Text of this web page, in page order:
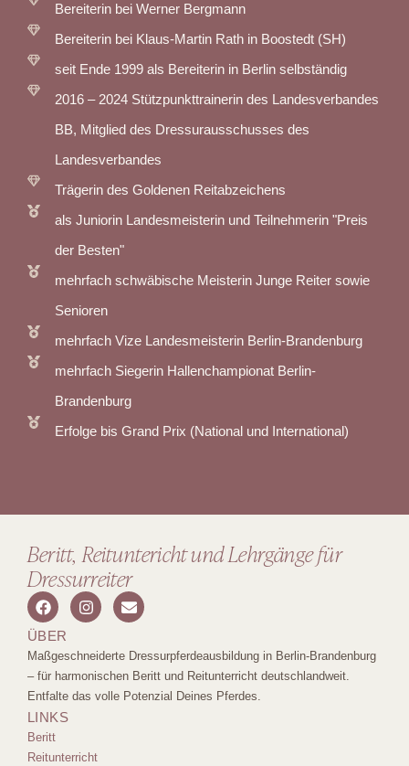
Bereiterin bei Werner Bergmann
Bereiterin bei Klaus-Martin Rath in Boostedt (SH)
seit Ende 1999 als Bereiterin in Berlin selbständig
2016 – 2024 Stützpunkttrainerin des Landesverbandes
BB, Mitglied des Dressurausschusses des
Landesverbandes
Trägerin des Goldenen Reitabzeichens
als Juniorin Landesmeisterin und Teilnehmerin "Preis
der Besten"
mehrfach schwäbische Meisterin Junge Reiter sowie
Senioren
mehrfach Vize Landesmeisterin Berlin-Brandenburg
mehrfach Siegerin Hallenchampionat Berlin-
Brandenburg
Erfolge bis Grand Prix (National und International)
Beritt, Reituntericht und Lehrgänge für
Dressurreiter
ÜBER
Maßgeschneiderte Dressurpferdeausbildung in Berlin-Brandenburg
– für harmonischen Beritt und Reitunterricht deutschlandweit.
Entfalte das volle Potenzial Deines Pferdes.
LINKS
Beritt
Reitunterricht